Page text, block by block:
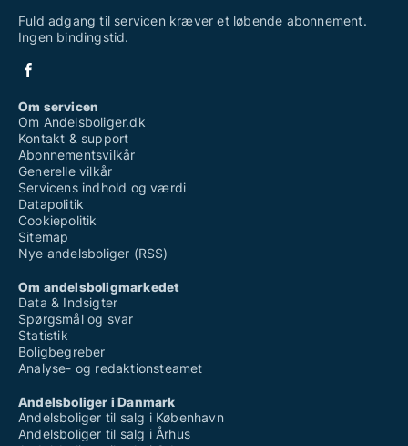
Fuld adgang til servicen kræver et løbende abonnement.
Ingen bindingstid.
Om servicen
Om Andelsboliger.dk
Kontakt & support
Abonnementsvilkår
Generelle vilkår
Servicens indhold og værdi
Datapolitik
Cookiepolitik
Sitemap
Nye andelsboliger (RSS)
Om andelsboligmarkedet
Data & Indsigter
Spørgsmål og svar
Statistik
Boligbegreber
Analyse- og redaktionsteamet
Andelsboliger i Danmark
Andelsboliger til salg i København
Andelsboliger til salg i Århus